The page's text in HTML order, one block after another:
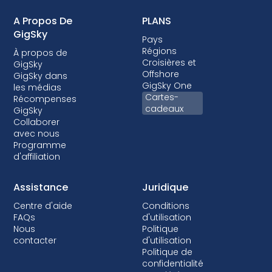
A Propos De
GigSky
À propos de
GigSky
GigSky dans
les médias
Récompenses
GigSky
Collaborer
avec nous
Programme
d'affiliation
PLANS
Pays
Régions
Croisières et
Offshore
GigSky One
Cartes-
cadeaux
Assistance
Centre d'aide
FAQs
Nous
contacter
Juridique
Conditions
d'utilisation
Politique
d'utilisation
Politique de
confidentialité